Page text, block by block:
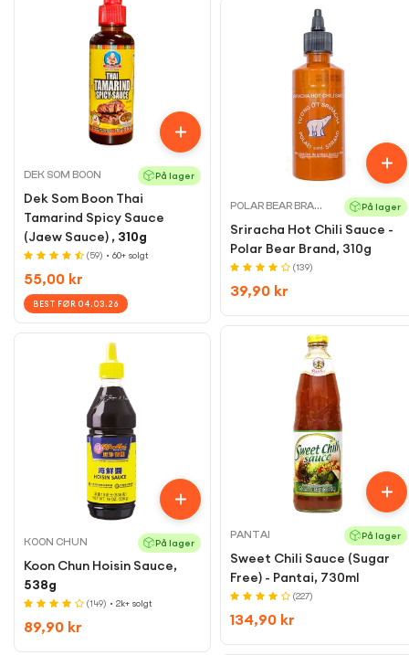
DEK SOM BOON På lager
Dek Som Boon Thai
Tamarind Spicy Sauce
(Jaew Sauce) , 310g
(59) • 60+ solgt
Regular
price
55,00 kr
BEST FØR 04.03.26
KOON CHUN På lager
Koon Chun Hoisin Sauce,
538g
(149) • 2k+ solgt
Regular
89,90 kr
POLAR BEAR BRAND På lager
Sriracha Hot Chili Sauce -
Polar Bear Brand, 310g
(139)
Regular
39,90 kr
PANTAI På lager
Sweet Chili Sauce (Sugar
Free) - Pantai, 730ml
(227)
Regular
134,90 kr